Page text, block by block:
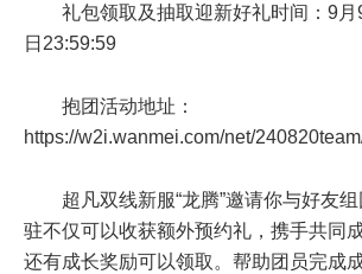
礼包领取及抽取迎新好礼时间：9
日23:59:59
抱团活动地址：
https://w2i.wanmei.com/net/
超凡双线新服“龙腾”邀请你与好友
驻不仅可以收获额外预约礼，携手共同
还有成长奖励可以领取。帮助团员完成